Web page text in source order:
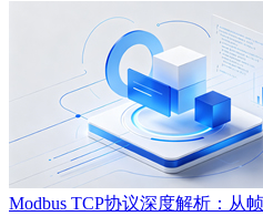
Modbus TCP协议深度解析：从